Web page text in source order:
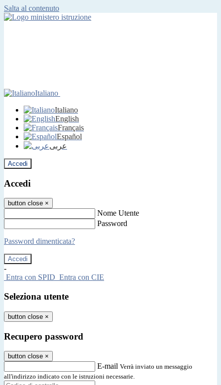
Salta al contenuto
Italiano
Italiano
English
Français
Español
عربى
Accedi
Accedi
button close ×
Nome Utente
Password
Password dimenticata?
-
Entra con SPID Entra con CIE
Seleziona utente
button close ×
Recupero password
button close ×
E-mail Verrà inviato un messaggio
all'indirizzo indicato con le istruzioni necessarie.